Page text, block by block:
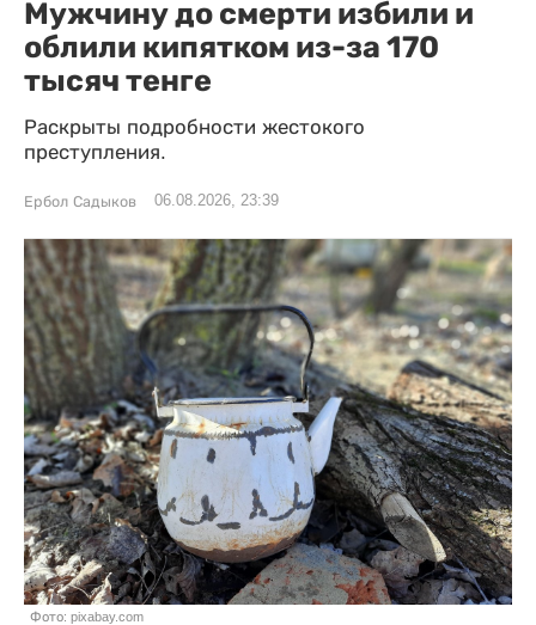
Мужчину до смерти избили и
облили кипятком из-за 170
тысяч тенге
Раскрыты подробности жестокого
преступления.
Ербол Садыков 06.08.2026, 23:39
Фото: pixabay.com